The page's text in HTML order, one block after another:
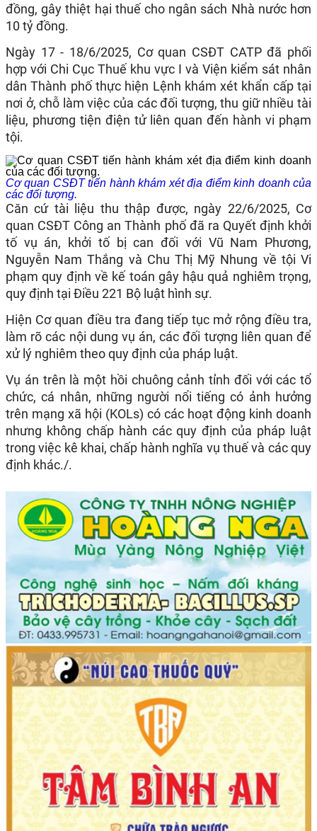
đồng, gây thiệt hại thuế cho ngân sách Nhà nước hơn
10 tỷ đồng.
Ngày 17 - 18/6/2025, Cơ quan CSĐT CATP đã phối
hợp với Chi Cục Thuế khu vực I và Viện kiểm sát nhân
dân Thành phố thực hiện Lệnh khám xét khẩn cấp tại
nơi ở, chỗ làm việc của các đối tượng, thu giữ nhiều tài
liệu, phương tiện điện tử liên quan đến hành vi phạm
tội.
Cơ quan CSĐT tiến hành khám xét địa điểm kinh doanh của
các đối tượng.
Căn cứ tài liệu thu thập được, ngày 22/6/2025, Cơ
quan CSĐT Công an Thành phố đã ra Quyết định khởi
tố vụ án, khởi tố bị can đối với Vũ Nam Phương,
Nguyễn Nam Thắng và Chu Thị Mỹ Nhung về tội Vi
phạm quy định về kế toán gây hậu quả nghiêm trọng,
quy định tại Điều 221 Bộ luật hình sự.
Hiện Cơ quan điều tra đang tiếp tục mở rộng điều tra,
làm rõ các nội dung vụ án, các đối tượng liên quan để
xử lý nghiêm theo quy định của pháp luật.
Vụ án trên là một hồi chuông cảnh tỉnh đối với các tổ
chức, cá nhân, những người nổi tiếng có ảnh hưởng
trên mạng xã hội (KOLs) có các hoạt động kinh doanh
nhưng không chấp hành các quy định của pháp luật
trong việc kê khai, chấp hành nghĩa vụ thuế và các quy
định khác./.